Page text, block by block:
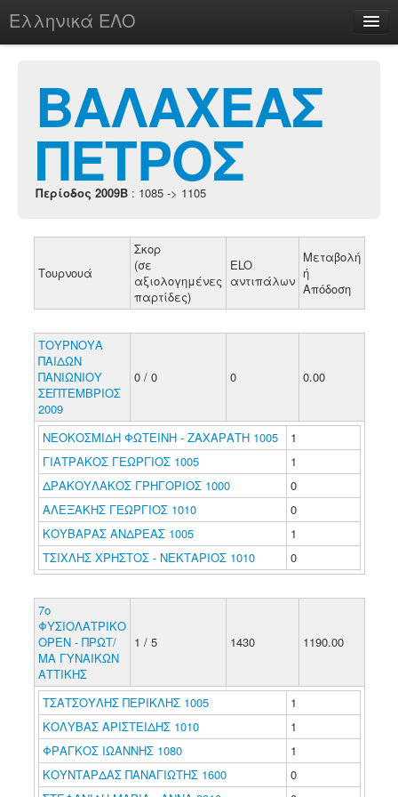
Ελληνικά ΕΛΟ
chesstu.be @ discord
Login
ΒΑΛΑΧΕΑΣ
ΠΕΤΡΟΣ
Περίοδος 2009B : 1085 -> 1105
Τουρνουά
Σκορ
(σε
αξιολογημένες
παρτίδες)
ELO
αντιπάλων
Μεταβολή
ή
Απόδοση
ΤΟΥΡΝΟΥΑ
ΠΑΙΔΩΝ
ΠΑΝΙΩΝΙΟΥ
ΣΕΠΤΕΜΒΡΙΟΣ
2009
0 / 0 0 0.00
ΝΕΟΚΟΣΜΙΔΗ ΦΩΤΕΙΝΗ - ΖΑΧΑΡΑΤΗ 1005
1
ΓΙΑΤΡΑΚΟΣ ΓΕΩΡΓΙΟΣ 1005
1
ΔΡΑΚΟΥΛΑΚΟΣ ΓΡΗΓΟΡΙΟΣ 1000
0
ΑΛΕΞΑΚΗΣ ΓΕΩΡΓΙΟΣ 1010
0
ΚΟΥΒΑΡΑΣ ΑΝΔΡΕΑΣ 1005
1
ΤΣΙΧΛΗΣ ΧΡΗΣΤΟΣ - ΝΕΚΤΑΡΙΟΣ 1010
0
7ο
ΦΥΣΙΟΛΑΤΡΙΚΟ
ΟΡΕΝ - ΠΡΩΤ/
ΜΑ ΓΥΝΑΙΚΩΝ
ΑΤΤΙΚΗΣ
1 / 5 1430 1190.00
ΤΣΑΤΣΟΥΛΗΣ ΠΕΡΙΚΛΗΣ 1005
1
ΚΟΛΥΒΑΣ ΑΡΙΣΤΕΙΔΗΣ 1010
1
ΦΡΑΓΚΟΣ ΙΩΑΝΝΗΣ 1080
1
ΚΟΥΝΤΑΡΔΑΣ ΠΑΝΑΓΙΩΤΗΣ 1600
0